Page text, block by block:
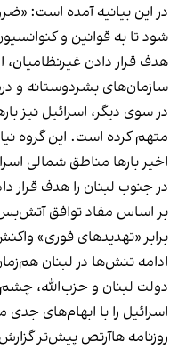
در این بیانیه آمده است:
شود تا به قوانین و
هدف قرار دادن غیرنظامیان،
سازمان‌های بشردوستانه و
در سوی دیگر، اسرائیل نیز
متهم کرده است. این گروه
اخیر بارها مناطق شمالی
در جنوب لبنان را هدف قرار
بر اساس مفاد توافق
برابر «تهدیدهای فوری»
ادامه تنش‌ها در لبنان
دولت لبنان و حزب‌الله،
اسرائیل را با ابهام‌های
روزنامه هاآرتص پیش‌تر